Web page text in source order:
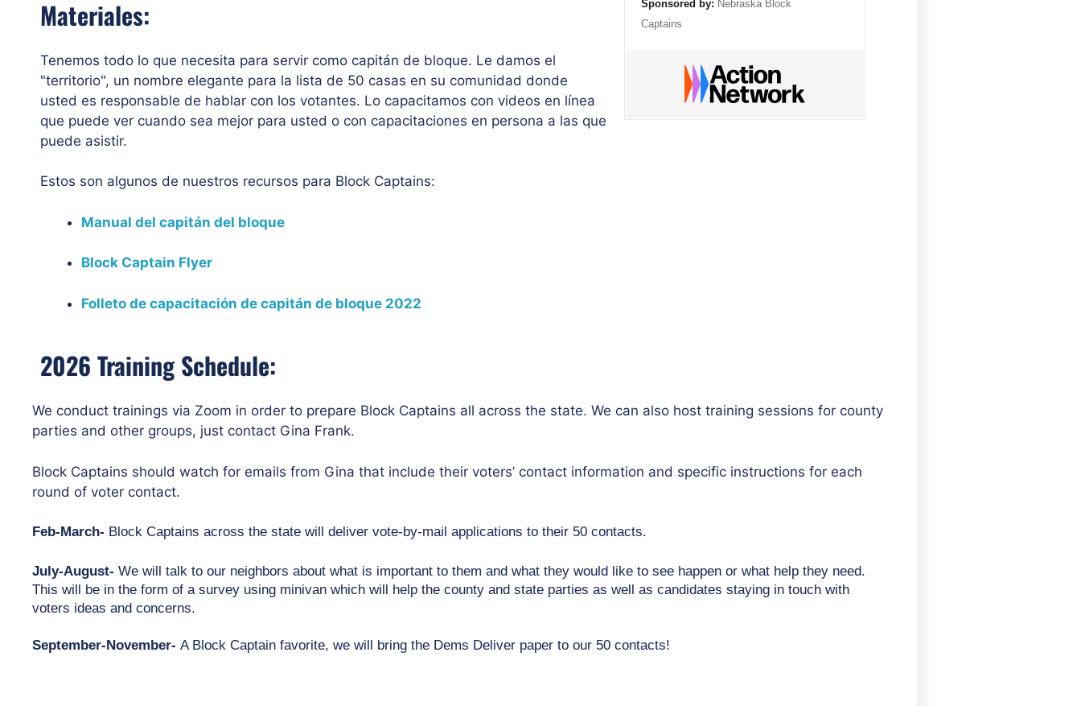
Materiales:
Tenemos todo lo que necesita para servir como capitán de bloque. Le damos el
"territorio", un nombre elegante para la lista de 50 casas en su comunidad donde
usted es responsable de hablar con los votantes. Lo capacitamos con videos en línea
que puede ver cuando sea mejor para usted o con capacitaciones en persona a las que
puede asistir.
Estos son algunos de nuestros recursos para Block Captains:
Manual del capitán del bloque
Block Captain Flyer
Folleto de capacitación de capitán de bloque 2022
Sponsored by: Nebraska Block
Captains
2026 Training Schedule:
We conduct trainings via Zoom in order to prepare Block Captains all across the state. We can also host training sessions for county
parties and other groups, just contact Gina Frank.
Block Captains should watch for emails from Gina that include their voters’ contact information and specific instructions for each
round of voter contact.
Feb-March- Block Captains across the state will deliver vote-by-mail applications to their 50 contacts.
July-August- We will talk to our neighbors about what is important to them and what they would like to see happen or what help they need.
This will be in the form of a survey using minivan which will help the county and state parties as well as candidates staying in touch with
voters ideas and concerns.
September-November- A Block Captain favorite, we will bring the Dems Deliver paper to our 50 contacts!